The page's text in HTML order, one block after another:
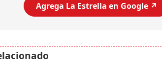
Agrega La Estrella en Google ↗️
al sur de